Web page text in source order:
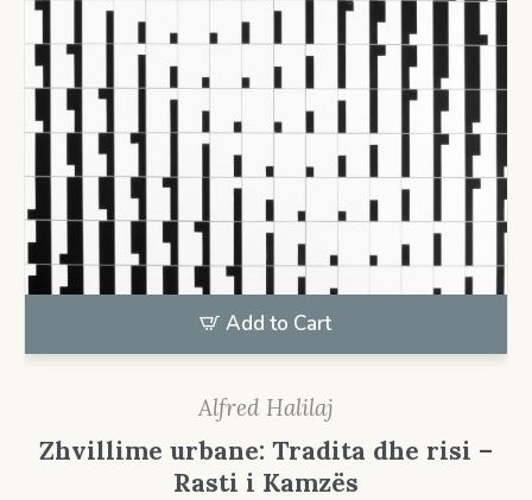
Add to Cart
Alfred Halilaj
Zhvillime urbane: Tradita dhe risi –
Rasti i Kamzës